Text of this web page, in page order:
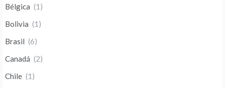
Bélgica (1)
Bolivia (1)
Brasil (6)
Canadá (2)
Chile (1)